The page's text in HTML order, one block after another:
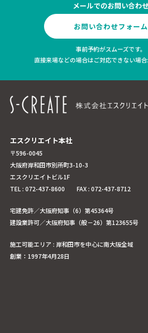
エスクリエイト本社
〒596-0045
大阪府岸和田市別所町3-10-3
エスクリエイトビル1F
TEL : 072-437-8600 FAX : 072-437-8712
宅建免許／大阪府知事（6）第45364号
建設業許可／大阪府知事（般－26）第123655号
施工可能エリア : 岸和田市を中心に南大阪全域
創業：1997年4月28日
メールでのお問い合わ
お問い合わせフォーム
事前予約がスムーズです。
直接来場などの場合はご対応できない場合